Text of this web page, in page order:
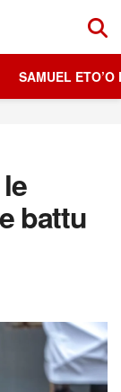
SAMUEL ETO’O
battu